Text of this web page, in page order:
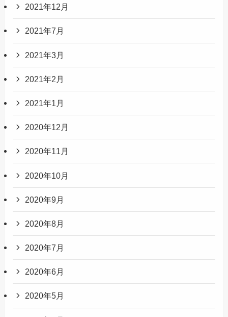
2021年12月
2021年7月
2021年3月
2021年2月
2021年1月
2020年12月
2020年11月
2020年10月
2020年9月
2020年8月
2020年7月
2020年6月
2020年5月